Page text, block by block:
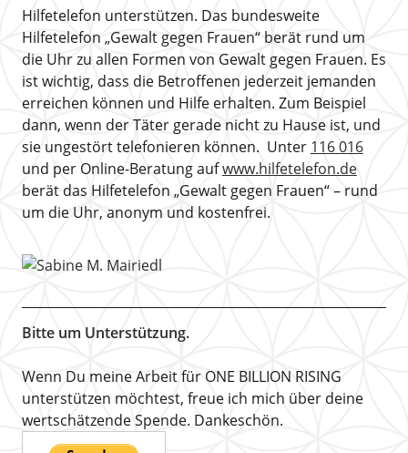
Hilfetelefon unterstützen. Das bundesweite
Hilfetelefon „Gewalt gegen Frauen“ berät rund um
die Uhr zu allen Formen von Gewalt gegen Frauen. Es
ist wichtig, dass die Betroffenen jederzeit jemanden
erreichen können und Hilfe erhalten. Zum Beispiel
dann, wenn der Täter gerade nicht zu Hause ist, und
sie ungestört telefonieren können. Unter 116 016
und per Online-Beratung aufwww.hilfetelefon.de
berät das Hilfetelefon „Gewalt gegen Frauen“ – rund
um die Uhr, anonym und kostenfrei.
Bitte um Unterstützung.
Wenn Du meine Arbeit für ONE BILLION RISING
unterstützen möchtest, freue ich mich über deine
wertschätzende Spende. Dankeschön.